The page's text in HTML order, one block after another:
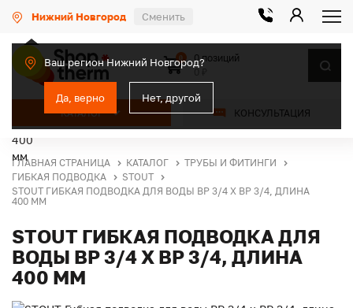
Нижний Новгород Сменить
Ваш регион Нижний Новгород?
Да, верно Нет, другой
КАТАЛОГ КОНСУЛЬТАЦИЯ
0
0 позиций
ГЛАВНАЯ СТРАНИЦА КАТАЛОГ
ТРУБЫ И ФИТИНГИ
ГИБКАЯ ПОДВОДКА
STOUT
STOUT ГИБКАЯ ПОДВОДКА ДЛЯ ВОДЫ ВР 3/4 Х ВР 3/4, ДЛИНА
400 ММ
STOUT ГИБКАЯ ПОДВОДКА ДЛЯ
ВОДЫ ВР 3/4 Х ВР 3/4, ДЛИНА
400 ММ